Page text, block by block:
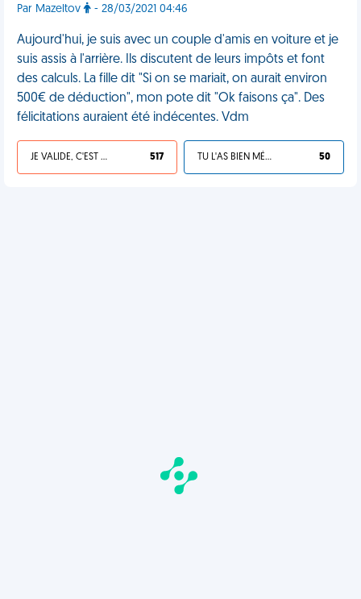
Par Mazeltov - 28/03/2021 04:46
Aujourd'hui, je suis avec un couple d'amis en voiture et je
suis assis à l'arrière. Ils discutent de leurs impôts et font
des calculs. La fille dit "Si on se mariait, on aurait environ
500€ de déduction", mon pote dit "Ok faisons ça". Des
félicitations auraient été indécentes. Vdm
JE VALIDE, C'EST UNE VDM 517 TU L'AS BIEN MÉRITÉ 50